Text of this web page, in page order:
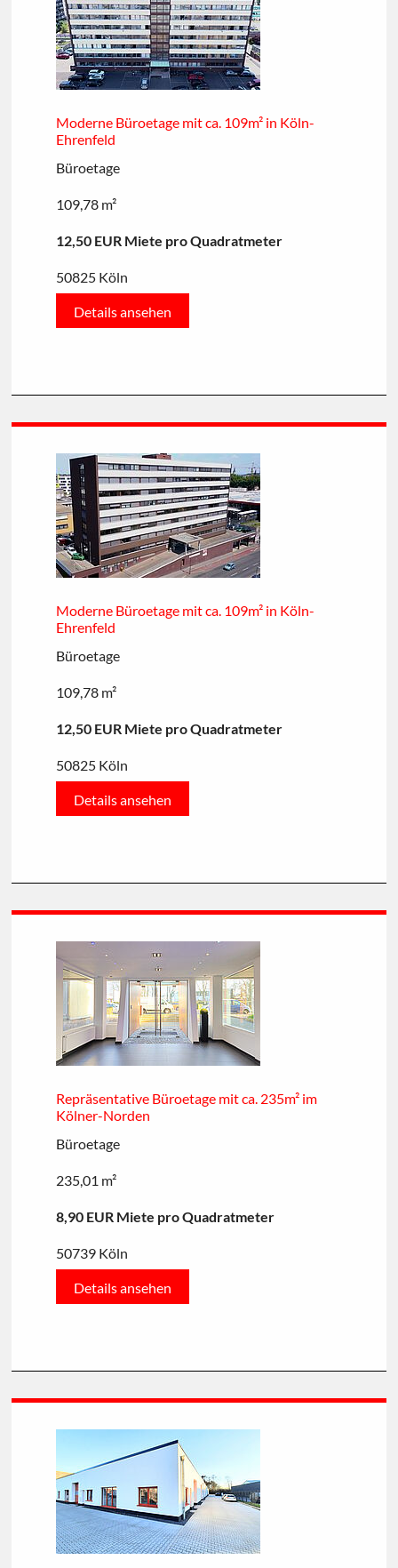
Moderne Büroetage mit ca. 109m² in Köln-
Ehrenfeld
Büroetage
109,78 m²
12,50 EUR Miete pro Quadratmeter
50825 Köln
Details ansehen
Moderne Büroetage mit ca. 109m² in Köln-
Ehrenfeld
Büroetage
109,78 m²
12,50 EUR Miete pro Quadratmeter
50825 Köln
Details ansehen
Repräsentative Büroetage mit ca. 235m² im
Kölner-Norden
Büroetage
235,01 m²
8,90 EUR Miete pro Quadratmeter
50739 Köln
Details ansehen